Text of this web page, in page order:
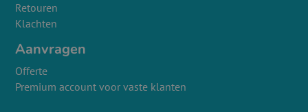
Retouren
Klachten
Aanvragen
Offerte
Premium account voor vaste klanten